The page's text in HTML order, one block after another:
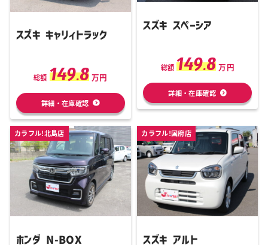
スズキ キャリィトラック
総額 149.8 万円
詳細・在庫確認
スズキ スペーシア
総額 149.8 万円
詳細・在庫確認
カラフル!北島店
ホンダ N-BOX
カラフル!国府店
スズキ アルト